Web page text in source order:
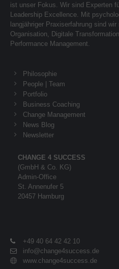
ist unser Fokus. Wir sind Experten
Leadership Excellence. Mit
langjähriger Praxiserfahrung sind
Organisation, Digitale
Performance Management.
Philosophie
People | Team
Portfolio
Business Coaching
Change Management
News Blog
Newsletter
CHANGE 4 SUCCESS
(GmbH & Co. KG)
Admin-Office
St. Annenufer 5
20457 Hamburg
+49 40 64 42 42 10
info@change4success.de
www.change4success.de